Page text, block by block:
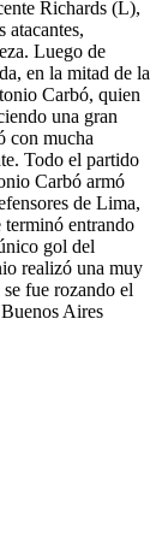
Richards (L),
atacantes,
Luego de
en la mitad de la
Carbó, quien
una gran
con mucha
Todo el partido
Carbó armó
de Lima,
terminó entrando
gol del
realizó una muy
fue rozando el
Aires